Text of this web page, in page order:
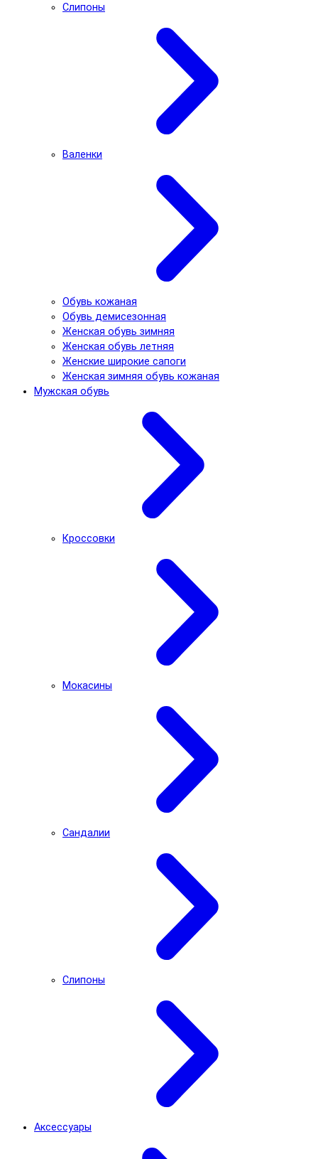
Слипоны
Валенки
Обувь кожаная
Обувь демисезонная
Женская обувь зимняя
Женская обувь летняя
Женские широкие сапоги
Женская зимняя обувь кожаная
Мужская обувь
Кроссовки
Мокасины
Сандалии
Слипоны
Аксессуары